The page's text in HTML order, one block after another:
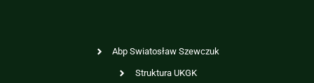
Abp Swiatosław Szewczuk
Struktura UKGK